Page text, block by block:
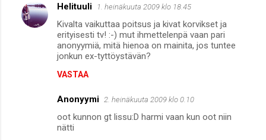
Helituuli 1. heinäkuuta 2009 klo 18.45
Kivalta vaikuttaa poitsus ja kivat korvikset ja
erityisesti tv! :-) mut ihmettelenpä vaan pari
anonyymiä, mitä hienoa on mainita, jos tuntee
jonkun ex-tyttöystävän?
VASTAA
Anonyymi 2. heinäkuuta 2009 klo 0.10
oot kunnon gt lissu:D harmi vaan kun oot niin
nätti